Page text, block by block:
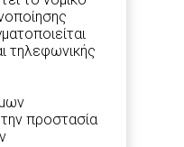
τηλεφωνικής
προστασία